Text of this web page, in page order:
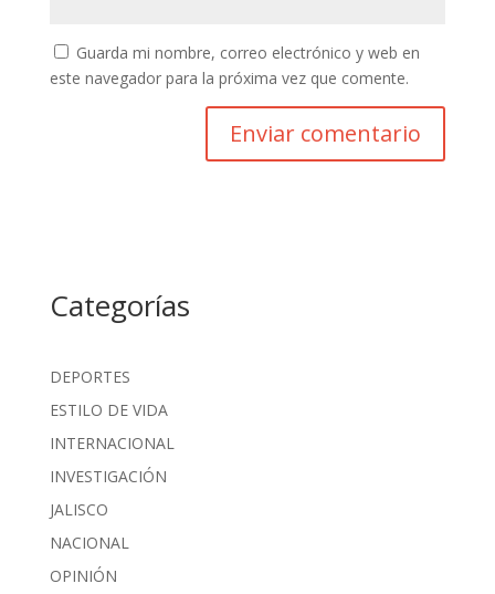
Guarda mi nombre, correo electrónico y web en
este navegador para la próxima vez que comente.
Categorías
DEPORTES
ESTILO DE VIDA
INTERNACIONAL
INVESTIGACIÓN
JALISCO
NACIONAL
OPINIÓN